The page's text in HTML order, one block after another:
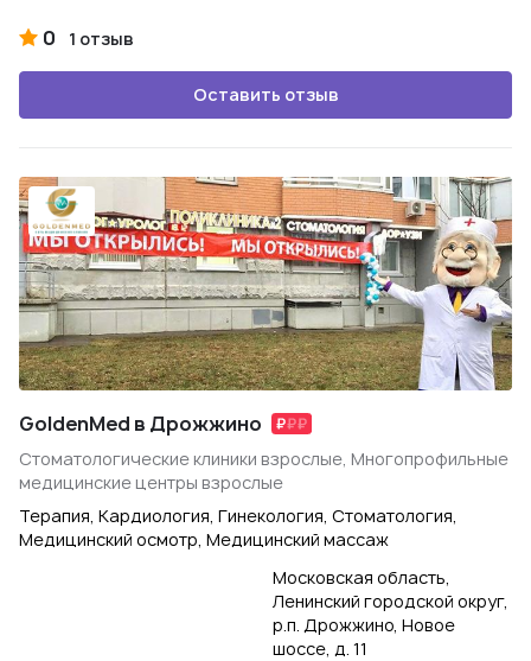
0 1 отзыв
Оставить отзыв
GoldenMed в Дрожжино
Стоматологические клиники взрослые, Многопрофильные
медицинские центры взрослые
Терапия, Кардиология, Гинекология, Стоматология,
Медицинский осмотр, Медицинский массаж
Московская область,
Ленинский городской округ,
р.п. Дрожжино, Новое
шоссе, д. 11